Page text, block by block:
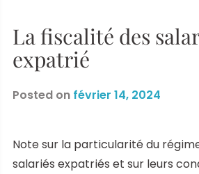
La fiscalité des
expatrié
Posted on février 14, 2024
Note sur la particularité du
salariés expatriés et sur leurs